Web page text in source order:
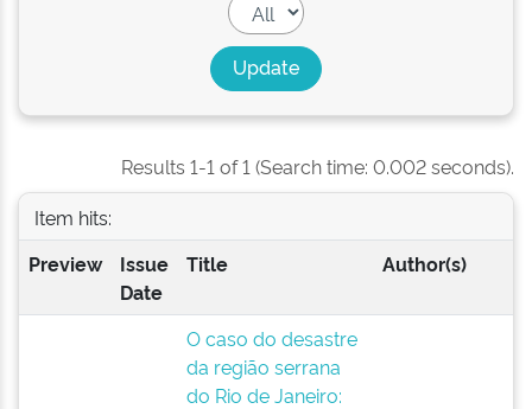
Results 1-1 of 1 (Search time: 0.002 seconds).
Item hits:
Preview
Issue
Date
Title Author(s)
O caso do desastre
da região serrana
do Rio de Janeiro: